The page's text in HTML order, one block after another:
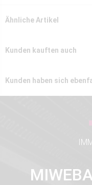
Ähnliche Artikel
Kunden kauften auch
Kunden haben sich